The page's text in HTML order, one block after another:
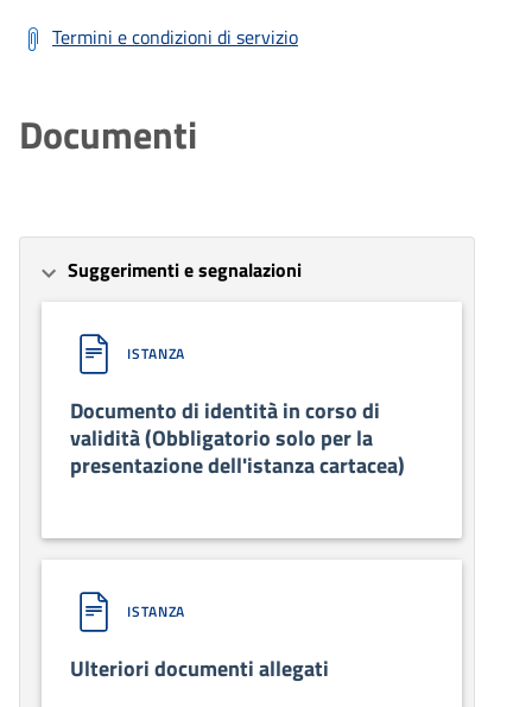
Termini e condizioni di servizio
Documenti
Suggerimenti e segnalazioni
ISTANZA
Documento di identità in corso di
validità (Obbligatorio solo per la
presentazione dell'istanza cartacea)
ISTANZA
Ulteriori documenti allegati